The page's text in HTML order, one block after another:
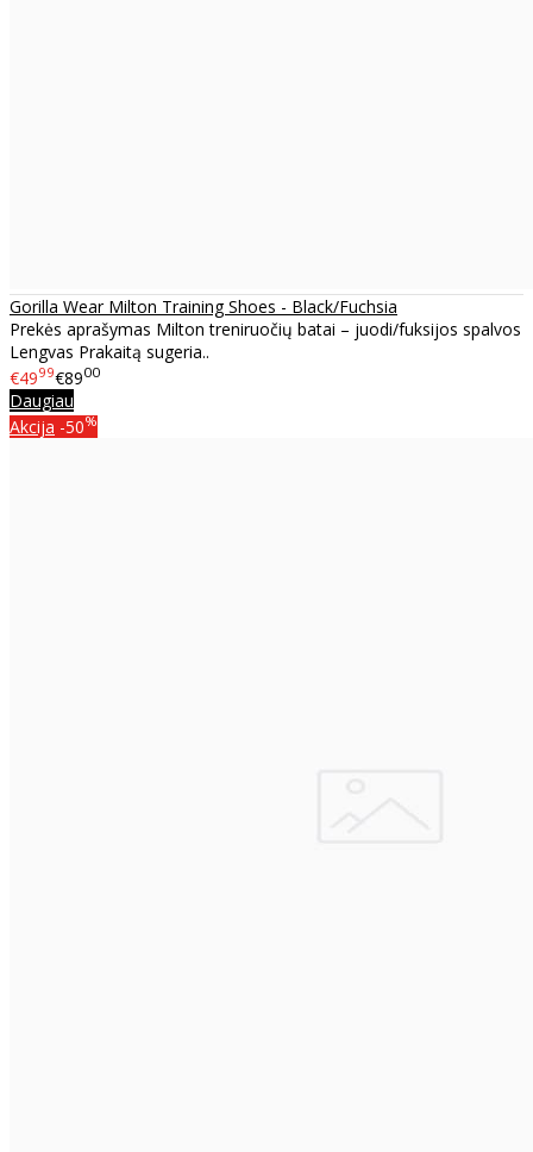
Gorilla Wear Milton Training Shoes - Black/Fuchsia
Prekės aprašymas Milton treniruočių batai – juodi/fuksijos spalvos
Lengvas Prakaitą sugeria..
€4999€8900
Daugiau
Akcija -50%